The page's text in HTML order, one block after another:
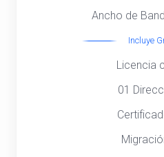
Ancho de
Incluye
Licencia
01